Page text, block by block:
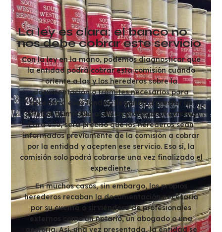
La ley es clara: el banco no
nos debe cobrar este servicio
Con la ley en la mano, podemos diagnosticar que
la entidad podrá cobrar esta comisión cuando
oriente a las y los herederos sobre la
documentación o trámites necesarios para
acceder a esos fondos, llegando a prestar un
servicio asimilable al de un profesional externo.
Para ello, será preciso que los herederos sean
informados previamente de la comisión a cobrar
por la entidad y acepten ese servicio. Eso sí, la
comisión solo podrá cobrarse una vez finalizado el
expediente.
En muchos casos, sin embargo, los propios
herederos recaban la documentación necesaria
por su cuenta o sirviéndose de profesionales
externos como un notario, un abogado o una
gestoría. Así, una vez presentada, la entidad se